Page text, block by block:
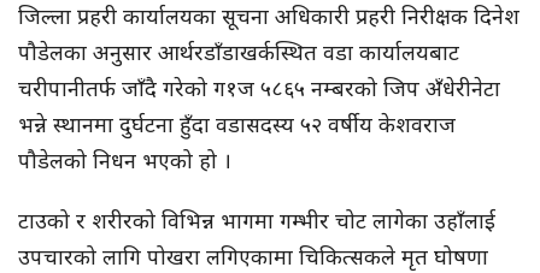
जिल्ला प्रहरी कार्यालयका सूचना अधिकारी प्रहरी निरीक्षक दिनेश
पौडेलका अनुसार आर्थरडाँडाखर्कस्थित वडा कार्यालयबाट
चरीपानीतर्फ जाँदै गरेको ग१ज ५८६५ नम्बरको जिप अँधेरीनेटा
भन्ने स्थानमा दुर्घटना हुँदा वडासदस्य ५२ वर्षीय केशवराज
पौडेलको निधन भएको हो ।
टाउको र शरीरको विभिन्न भागमा गम्भीर चोट लागेका उहाँलाई
उपचारको लागि पोखरा लगिएकामा चिकित्सकले मृत घोषणा